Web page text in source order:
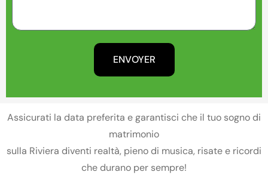
ENVOYER
Assicurati la data preferita e garantisci che il tuo sogno di
matrimonio
sulla Riviera diventi realtà, pieno di musica, risate e ricordi
che durano per sempre!